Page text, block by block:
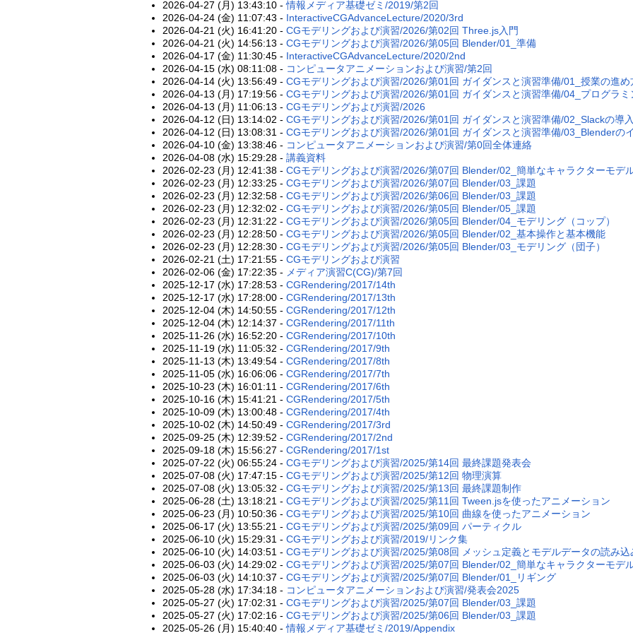
2026-04-27 (月) 13:43:10 -情報メディア基礎ゼミ/2019/第2回
2026-04-24 (金) 11:07:43 - InteractiveCGAdvanceLecture/2020/3rd
2026-04-21 (火) 16:41:20 - CGモデリングおよび演習/2026/第02回 Three.js入門
2026-04-21 (火) 14:56:13 - CGモデリングおよび演習/2026/第05回 Blender/01_準備
2026-04-17 (金) 11:30:45 - InteractiveCGAdvanceLecture/2020/2nd
2026-04-15 (水) 08:11:08 - コンピュータアニメーションおよび演習/第2回
2026-04-14 (火) 13:56:49 - CGモデリングおよび演習/2026/第01回 ガイダンスと演習準備/01_授業の進め
2026-04-13 (月) 17:19:56 - CGモデリングおよび演習/2026/第01回 ガイダンスと演習準備/04_プログラミ
2026-04-13 (月) 11:06:13 - CGモデリングおよび演習/2026
2026-04-12 (日) 13:14:02 - CGモデリングおよび演習/2026/第01回 ガイダンスと演習準備/02_Slackの導入
2026-04-12 (日) 13:08:31 - CGモデリングおよび演習/2026/第01回 ガイダンスと演習準備/03_Blenderの
2026-04-10 (金) 13:38:46 - コンピュータアニメーションおよび演習/第0回全体連絡
2026-04-08 (水) 15:29:28 - 講義資料
2026-02-23 (月) 12:41:38 - CGモデリングおよび演習/2026/第07回 Blender/02_簡単なキャラクターモデ
2026-02-23 (月) 12:33:25 - CGモデリングおよび演習/2026/第07回 Blender/03_課題
2026-02-23 (月) 12:32:58 - CGモデリングおよび演習/2026/第06回 Blender/03_課題
2026-02-23 (月) 12:32:02 - CGモデリングおよび演習/2026/第05回 Blender/05_課題
2026-02-23 (月) 12:31:22 - CGモデリングおよび演習/2026/第05回 Blender/04_モデリング（コップ）
2026-02-23 (月) 12:28:50 - CGモデリングおよび演習/2026/第05回 Blender/02_基本操作と基本機能
2026-02-23 (月) 12:28:30 - CGモデリングおよび演習/2026/第05回 Blender/03_モデリング（団子）
2026-02-21 (土) 17:21:55 - CGモデリングおよび演習
2026-02-06 (金) 17:22:35 - メディア演習C(CG)/第7回
2025-12-17 (水) 17:28:53 - CGRendering/2017/14th
2025-12-17 (水) 17:28:00 - CGRendering/2017/13th
2025-12-04 (木) 14:50:55 - CGRendering/2017/12th
2025-12-04 (木) 12:14:37 - CGRendering/2017/11th
2025-11-26 (水) 16:52:20 - CGRendering/2017/10th
2025-11-19 (水) 11:05:32 - CGRendering/2017/9th
2025-11-13 (木) 13:49:54 - CGRendering/2017/8th
2025-11-05 (水) 16:06:06 - CGRendering/2017/7th
2025-10-23 (木) 16:01:11 - CGRendering/2017/6th
2025-10-16 (木) 15:41:21 - CGRendering/2017/5th
2025-10-09 (木) 13:00:48 - CGRendering/2017/4th
2025-10-02 (木) 14:50:49 - CGRendering/2017/3rd
2025-09-25 (木) 12:39:52 - CGRendering/2017/2nd
2025-09-18 (木) 15:56:27 - CGRendering/2017/1st
2025-07-22 (火) 06:55:24 - CGモデリングおよび演習/2025/第14回 最終課題発表会
2025-07-08 (火) 17:47:15 - CGモデリングおよび演習/2025/第12回 物理演算
2025-07-08 (火) 13:05:32 - CGモデリングおよび演習/2025/第13回 最終課題制作
2025-06-28 (土) 13:18:21 - CGモデリングおよび演習/2025/第11回 Tween.jsを使ったアニメーション
2025-06-23 (月) 10:50:36 - CGモデリングおよび演習/2025/第10回 曲線を使ったアニメーション
2025-06-17 (火) 13:55:21 - CGモデリングおよび演習/2025/第09回 パーティクル
2025-06-10 (火) 15:29:31 - CGモデリングおよび演習/2019/リンク集
2025-06-10 (火) 14:03:51 - CGモデリングおよび演習/2025/第08回 メッシュ定義とモデルデータの読み込
2025-06-03 (火) 14:29:02 - CGモデリングおよび演習/2025/第07回 Blender/02_簡単なキャラクターモデ
2025-06-03 (火) 14:10:37 - CGモデリングおよび演習/2025/第07回 Blender/01_リギング
2025-05-28 (水) 17:34:18 - コンピュータアニメーションおよび演習/発表会2025
2025-05-27 (火) 17:02:31 - CGモデリングおよび演習/2025/第07回 Blender/03_課題
2025-05-27 (火) 17:02:16 - CGモデリングおよび演習/2025/第06回 Blender/03_課題
2025-05-26 (月) 15:40:40 -情報メディア基礎ゼミ/2019/Appendix